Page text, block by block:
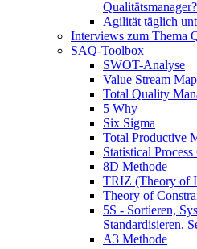
Qualitätsmanager?
Agilität täglich
Interviews zum Thema
SAQ-Toolbox
SWOT-Analyse
Value Stream
Total Quality
5 Why
Six Sigma
Total Productive
Statistical
8D Methode
TRIZ (Theory of
Theory of
5S - Sortieren,
Standardisieren,
A3 Methode